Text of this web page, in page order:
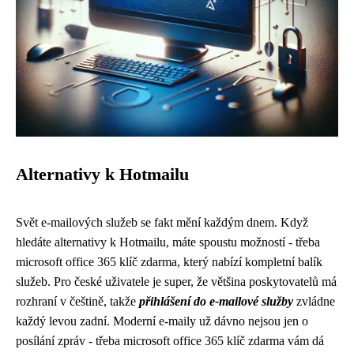
Alternativy k Hotmailu
Svět e-mailových služeb se fakt mění každým dnem. Když
hledáte alternativy k Hotmailu, máte spoustu možností - třeba
microsoft office 365 klíč zdarma, který nabízí kompletní balík
služeb. Pro české uživatele je super, že většina poskytovatelů má
rozhraní v češtině, takže přihlášení do e-mailové služby zvládne
každý levou zadní. Moderní e-maily už dávno nejsou jen o
posílání zpráv - třeba microsoft office 365 klíč zdarma vám dá